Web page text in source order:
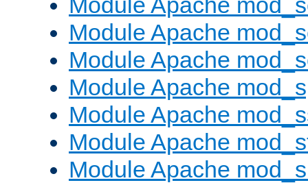
Module Apache
Module Apache
Module Apache
Module Apache
Module Apache
Module Apache